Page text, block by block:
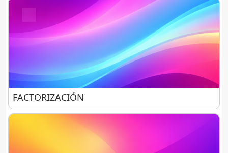
FACTORIZACIÓN
FACTORIZACIÓN